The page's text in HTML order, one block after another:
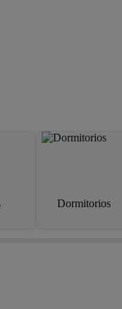
Dormitorios